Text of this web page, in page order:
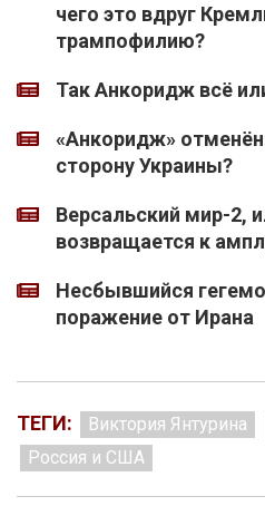
чего это вдруг
трампофилию?
Так Анкоридж всё
«Анкоридж»
сторону Украины?
Версальский мир-2,
возвращается к
Несбывшийся
поражение от Ирана
ТЕГИ: Виктория Янтурина
Россия и США